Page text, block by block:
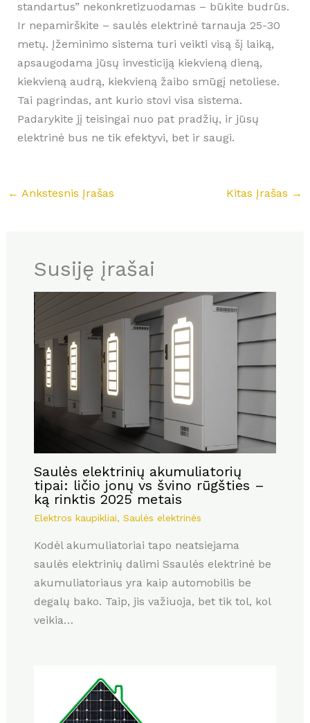
standartus” nekonkretizuodamas – būkite budrūs.
Ir nepamirškite – saulės elektrinė tarnauja 25-30
metų. Įžeminimo sistema turi veikti visą šį laiką,
apsaugodama jūsų investiciją kiekvieną dieną,
kiekvieną audrą, kiekvieną žaibo smūgį netoliese.
Tai pagrindas, ant kurio stovi visa sistema.
Padarykite jį teisingai nuo pat pradžių, ir jūsų
elektrinė bus ne tik efektyvi, bet ir saugi.
← Ankstesnis Įrašas Kitas Įrašas →
Susiję įrašai
Saulės elektrinių akumuliatorių
tipai: ličio jonų vs švino rūgšties –
ką rinktis 2025 metais
Elektros kaupikliai, Saulės elektrinės
Kodėl akumuliatoriai tapo neatsiejama
saulės elektrinių dalimi Ssaulės elektrinė be
akumuliatoriaus yra kaip automobilis be
degalų bako. Taip, jis važiuoja, bet tik tol, kol
veikia…